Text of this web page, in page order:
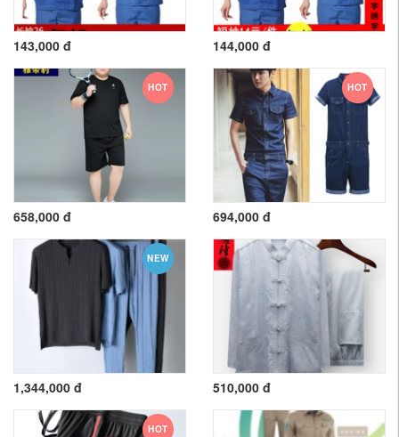
143,000 đ 144,000 đ
HOT
658,000 đ
HOT
694,000 đ
NEW
1,344,000 đ 510,000 đ
HOT